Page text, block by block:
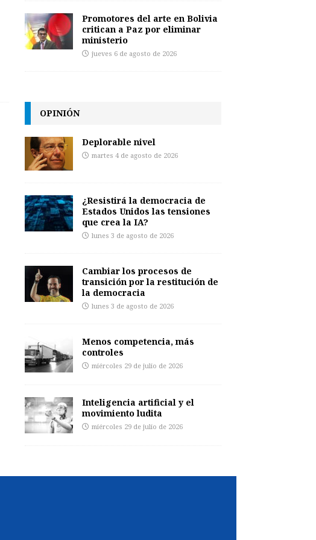
Promotores del arte en Bolivia
critican a Paz por eliminar
ministerio
jueves 6 de agosto de 2026
OPINIÓN
Deplorable nivel
martes 4 de agosto de 2026
¿Resistirá la democracia de
Estados Unidos las tensiones
que crea la IA?
lunes 3 de agosto de 2026
Cambiar los procesos de
transición por la restitución de
la democracia
lunes 3 de agosto de 2026
Menos competencia, más
controles
miércoles 29 de julio de 2026
Inteligencia artificial y el
movimiento ludita
miércoles 29 de julio de 2026